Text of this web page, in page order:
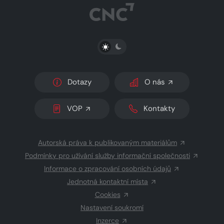
PŘEPNOUT SVĚTLÝ/TMAVÝ REŽIM
Dotazy O nás
VOP Kontakty
Autorská práva k publikovaným materiálům
Podmínky pro užívání služby informační společnosti
Informace o zpracování osobních údajů
Jednotná kontaktní místa
Cookies
Nastavení soukromí
Inzerce